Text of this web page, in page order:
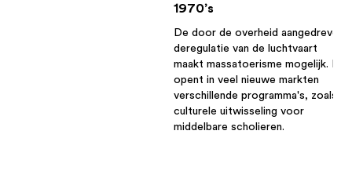
1970’s
De door de overheid aangedreven
deregulatie van de luchtvaart
maakt massatoerisme mogelijk. EF
opent in veel nieuwe markten
verschillende programma's, zoals
culturele uitwisseling voor
middelbare scholieren.